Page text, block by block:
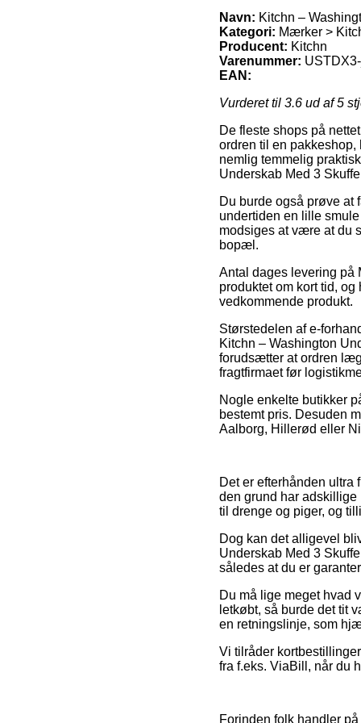
Navn: Kitchn –
Kategori: Mærker >
Producent: Kitchn
Varenummer:
EAN:
Vurderet til 3.6 ud af 5
De fleste shops på
ordren til en
nemlig temmelig
Underskab Med 3
Du burde også prøve at
undertiden en lille
modsiges at være at du
bopæl.
Antal dages levering
produktet om kort tid,
vedkommende produkt.
Størstedelen af e-
Kitchn – Washington
forudsætter at ordren
fragtfirmaet før
Nogle enkelte butikker
bestemt pris. Desuden
Aalborg, Hillerød eller
Det er efterhånden ultra
den grund har
til drenge og piger, og
Dog kan det alligevel
Underskab Med 3
således at du er
Du må lige meget hvad
letkøbt, så burde det tit
en retningslinje, som
Vi tilråder
fra f.eks. ViaBill, når du
Forinden folk handler